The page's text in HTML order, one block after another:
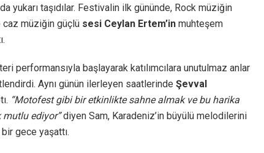
yukarı taşıdılar. Festivalin ilk gününde, Rock müziğin
müziğin güçlü sesi Ceylan Ertem’in muhteşem
performansıyla başlayarak katılımcılara unutulmaz anlar
Aynı günün ilerleyen saatlerinde Şevval
“Motofest gibi bir etkinlikte sahne almak ve bu harika
ediyor”diyen Sam, Karadeniz’in büyülü melodilerini
gece yaşattı.